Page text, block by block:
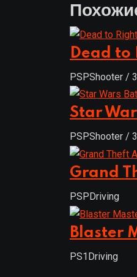
Dead to
PSPShooter /
Star
PSPShooter /
Grand
PSPDriving
Blaster
PS1Driving